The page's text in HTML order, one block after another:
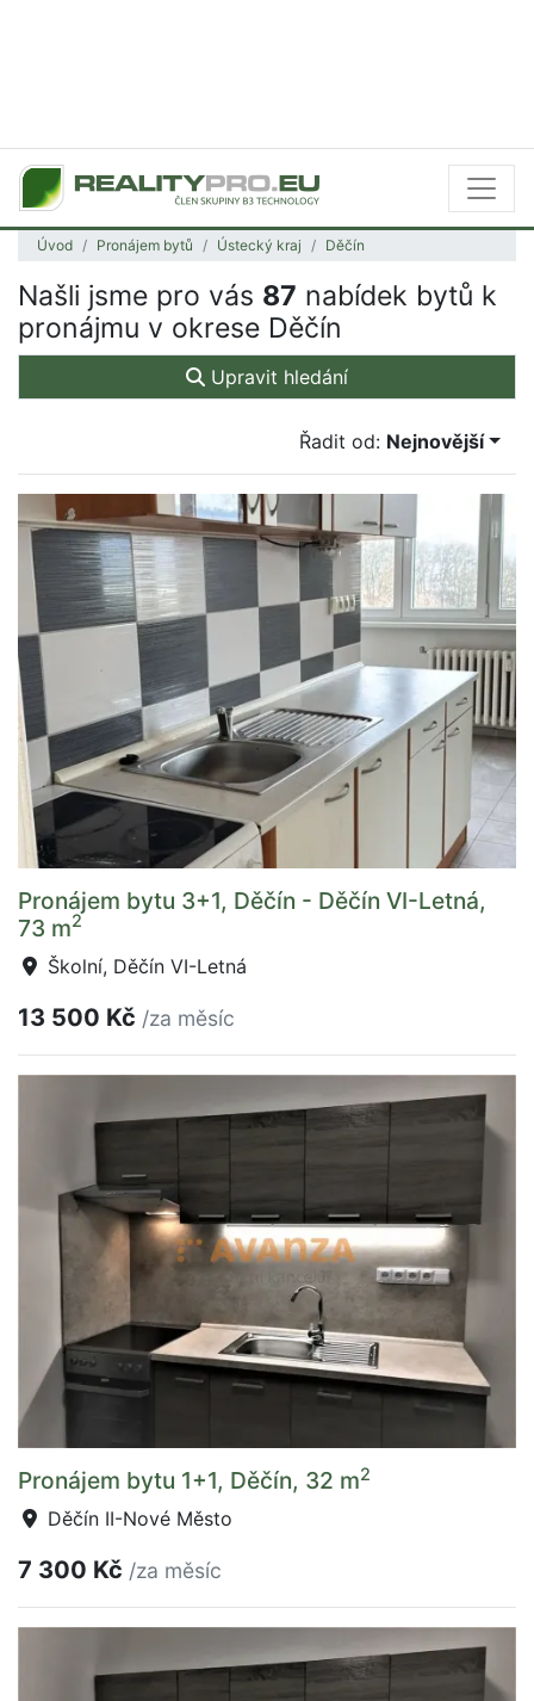
Úvod Pronájem bytů Ústecký kraj Děčín
Našli jsme pro vás 87 nabídek bytů k
pronájmu v okrese Děčín
Upravit hledání
Řadit od: Nejnovější
Pronájem bytu 3+1, Děčín - Děčín VI-Letná,
73 m2
Školní, Děčín VI-Letná
13 500 Kč /za měsíc
Pronájem bytu 1+1, Děčín, 32 m2
Děčín II-Nové Město
7 300 Kč /za měsíc